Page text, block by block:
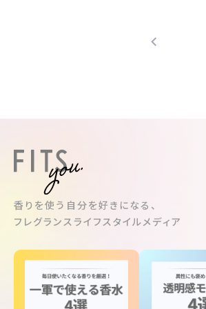
香りを使う自分を好きになる、
フレグランスライフスタイルメディア